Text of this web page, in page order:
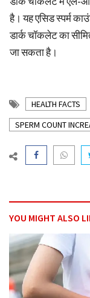
है। यह एसिड स्पर्म
डार्क चॉकलेट का
जा सकता है।
HEALTH FACTS
SPERM COUNT
YOU MIGHT ALSO